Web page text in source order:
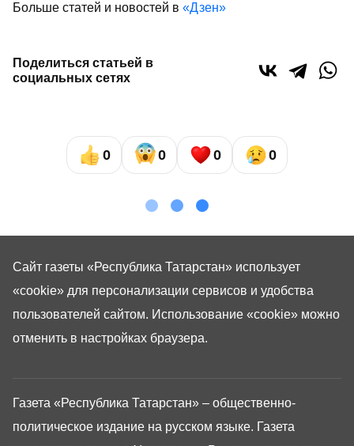
Больше статей и новостей в «Дзен»
Поделиться статьей в
социальных сетях
0 0 0 0
Газета «Республика Татарстан» – общественно-
политическое издание на русском языке. Газета
Сайт газеты «Республика Татарстан» использует
«cookie» для персонализации сервисов и удобства
пользователей сайтом. Использование «cookie» можно
отменить в настройках браузера.